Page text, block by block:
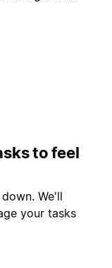
to feel
We'll
your tasks